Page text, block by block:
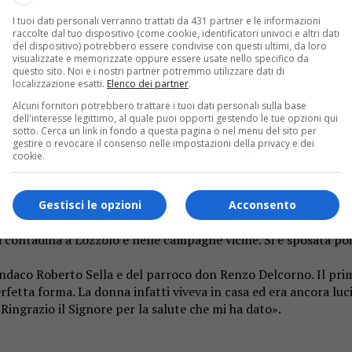
in gran forma, Emma Deambrosis era la persona più
come contadina, rimanendo legata alle tradizioni e
le esequie sono state celebrate in forma strettamente
ed al personale Adi per le premurose cure prestate».
a Lozzolo e nelle campagne vicine. Si è sposata
Roberto Sella e del parroco don Renzo Delcorno. Il
forma. La donna infatti viveva in casa ed era ancora
il Signore per la salute che mi ha dato».
I tuoi dati personali verranno trattati da 431 partner e le informazioni
raccolte dal tuo dispositivo (come cookie, identificatori univoci e altri dati
del dispositivo) potrebbero essere condivise con questi ultimi, da loro
visualizzate e memorizzate oppure essere usate nello specifico da
questo sito. Noi e i nostri partner potremmo utilizzare dati di
localizzazione esatti. Elenco dei partner.
Alcuni fornitori potrebbero trattare i tuoi dati personali sulla base
dell'interesse legittimo, al quale puoi opporti gestendo le tue opzioni qui
sotto. Cerca un link in fondo a questa pagina o nel menu del sito per
gestire o revocare il consenso nelle impostazioni della privacy e dei
cookie.
Acconsento
Gestisci le opzioni